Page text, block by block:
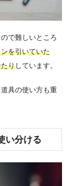
で難しいところ
を引いていた
りしています。
具の使い方も重
い分ける